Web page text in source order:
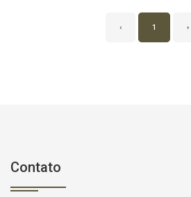
‹ 1 ›
Contato